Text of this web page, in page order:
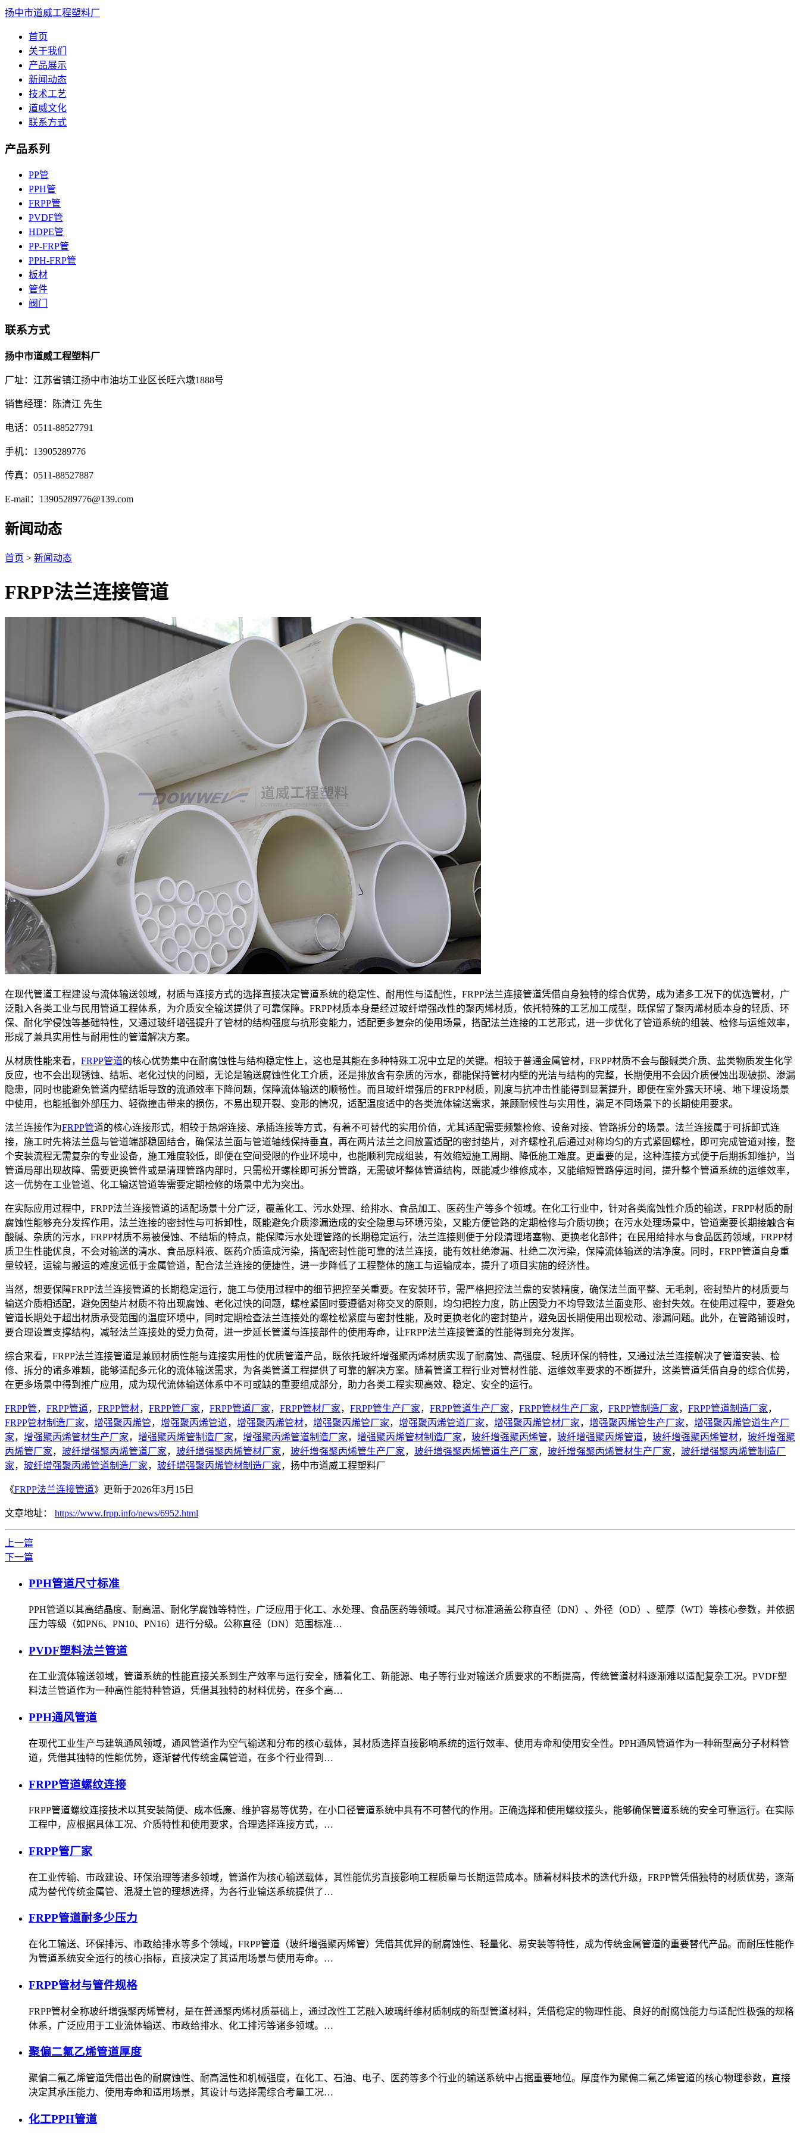
扬中市道威工程塑料厂
首页
关于我们
产品展示
新闻动态
技术工艺
道威文化
联系方式
产品系列
PP管
PPH管
FRPP管
PVDF管
HDPE管
PP-FRP管
PPH-FRP管
板材
管件
阀门
联系方式
扬中市道威工程塑料厂
厂址：江苏省镇江扬中市油坊工业区长旺六墩1888号
销售经理：陈清江 先生
电话：0511-88527791
手机：13905289776
传真：0511-88527887
E-mail：13905289776@139.com
新闻动态
首页 > 新闻动态
FRPP法兰连接管道
在现代管道工程建设与流体输送领域，材质与连接方式的选择直接决定管道系统的稳定性、耐用性与适配性，FRPP法兰连接管道凭借自身独特的综合优势，成为诸多工况下的优选管材，广
泛融入各类工业与民用管道工程体系，为介质安全输送提供了可靠保障。FRPP材质本身是经过玻纤增强改性的聚丙烯材质，依托特殊的工艺加工成型，既保留了聚丙烯材质本身的轻质、环
保、耐化学侵蚀等基础特性，又通过玻纤增强提升了管材的结构强度与抗形变能力，适配更多复杂的使用场景，搭配法兰连接的工艺形式，进一步优化了管道系统的组装、检修与运维效率，
形成了兼具实用性与耐用性的管道解决方案。
从材质性能来看， FRPP管道的核心优势集中在耐腐蚀性与结构稳定性上，这也是其能在多种特殊工况中立足的关键。相较于普通金属管材，FRPP材质不会与酸碱类介质、盐类物质发生化学
反应，也不会出现锈蚀、结垢、老化过快的问题，无论是输送腐蚀性化工介质，还是排放含有杂质的污水，都能保持管材内壁的光洁与结构的完整，长期使用不会因介质侵蚀出现破损、渗漏
隐患，同时也能避免管道内壁结垢导致的流通效率下降问题，保障流体输送的顺畅性。而且玻纤增强后的FRPP材质，刚度与抗冲击性能得到显著提升，即便在室外露天环境、地下埋设场景
中使用，也能抵御外部压力、轻微撞击带来的损伤，不易出现开裂、变形的情况，适配温度适中的各类流体输送需求，兼顾耐候性与实用性，满足不同场景下的长期使用要求。
法兰连接作为FRPP管道的核心连接形式，相较于热熔连接、承插连接等方式，有着不可替代的实用价值，尤其适配需要频繁检修、设备对接、管路拆分的场景。法兰连接属于可拆卸式连
接，施工时先将法兰盘与管道端部稳固结合，确保法兰面与管道轴线保持垂直，再在两片法兰之间放置适配的密封垫片，对齐螺栓孔后通过对称均匀的方式紧固螺栓，即可完成管道对接，整
个安装流程无需复杂的专业设备，施工难度较低，即便在空间受限的作业环境中，也能顺利完成组装，有效缩短施工周期、降低施工难度。更重要的是，这种连接方式便于后期拆卸维护，当
管道局部出现故障、需要更换管件或是清理管路内部时，只需松开螺栓即可拆分管路，无需破坏整体管道结构，既能减少维修成本，又能缩短管路停运时间，提升整个管道系统的运维效率，
这一优势在工业管道、化工输送管道等需要定期检修的场景中尤为突出。
在实际应用过程中，FRPP法兰连接管道的适配场景十分广泛，覆盖化工、污水处理、给排水、食品加工、医药生产等多个领域。在化工行业中，针对各类腐蚀性介质的输送，FRPP材质的耐
腐蚀性能够充分发挥作用，法兰连接的密封性与可拆卸性，既能避免介质渗漏造成的安全隐患与环境污染，又能方便管路的定期检修与介质切换；在污水处理场景中，管道需要长期接触含有
酸碱、杂质的污水，FRPP材质不易被侵蚀、不结垢的特点，能保障污水处理管路的长期稳定运行，法兰连接则便于分段清理堵塞物、更换老化部件；在民用给排水与食品医药领域，FRPP材
质卫生性能优良，不会对输送的清水、食品原料液、医药介质造成污染，搭配密封性能可靠的法兰连接，能有效杜绝渗漏、杜绝二次污染，保障流体输送的洁净度。同时，FRPP管道自身重
量较轻，运输与搬运的难度远低于金属管道，配合法兰连接的便捷性，进一步降低了工程整体的施工与运输成本，提升了项目实施的经济性。
当然，想要保障FRPP法兰连接管道的长期稳定运行，施工与使用过程中的细节把控至关重要。在安装环节，需严格把控法兰盘的安装精度，确保法兰面平整、无毛刺，密封垫片的材质要与
输送介质相适配，避免因垫片材质不符出现腐蚀、老化过快的问题，螺栓紧固时要遵循对称交叉的原则，均匀把控力度，防止因受力不均导致法兰面变形、密封失效。在使用过程中，要避免
管道长期处于超出材质承受范围的温度环境中，同时定期检查法兰连接处的螺栓松紧度与密封性能，及时更换老化的密封垫片，避免因长期使用出现松动、渗漏问题。此外，在管路铺设时，
要合理设置支撑结构，减轻法兰连接处的受力负荷，进一步延长管道与连接部件的使用寿命，让FRPP法兰连接管道的性能得到充分发挥。
综合来看，FRPP法兰连接管道是兼顾材质性能与连接实用性的优质管道产品，既依托玻纤增强聚丙烯材质实现了耐腐蚀、高强度、轻质环保的特性，又通过法兰连接解决了管道安装、检
修、拆分的诸多难题，能够适配多元化的流体输送需求，为各类管道工程提供了可靠的解决方案。随着管道工程行业对管材性能、运维效率要求的不断提升，这类管道凭借自身的综合优势，
在更多场景中得到推广应用，成为现代流体输送体系中不可或缺的重要组成部分，助力各类工程实现高效、稳定、安全的运行。
FRPP管， FRPP管道， FRPP管材， FRPP管厂家， FRPP管道厂家， FRPP管材厂家， FRPP管生产厂家， FRPP管道生产厂家， FRPP管材生产厂家， FRPP管制造厂家， FRPP管道制造厂家，
FRPP管材制造厂家， 增强聚丙烯管， 增强聚丙烯管道， 增强聚丙烯管材， 增强聚丙烯管厂家， 增强聚丙烯管道厂家， 增强聚丙烯管材厂家， 增强聚丙烯管生产厂家， 增强聚丙烯管道生产厂
家， 增强聚丙烯管材生产厂家， 增强聚丙烯管制造厂家， 增强聚丙烯管道制造厂家， 增强聚丙烯管材制造厂家， 玻纤增强聚丙烯管， 玻纤增强聚丙烯管道， 玻纤增强聚丙烯管材， 玻纤增强聚
丙烯管厂家， 玻纤增强聚丙烯管道厂家， 玻纤增强聚丙烯管材厂家， 玻纤增强聚丙烯管生产厂家， 玻纤增强聚丙烯管道生产厂家， 玻纤增强聚丙烯管材生产厂家， 玻纤增强聚丙烯管制造厂
家， 玻纤增强聚丙烯管道制造厂家， 玻纤增强聚丙烯管材制造厂家，扬中市道威工程塑料厂
《FRPP法兰连接管道》更新于2026年3月15日
文章地址： https://www.frpp.info/news/6952.html
上一篇
下一篇
PPH管道尺寸标准
PPH管道以其高结晶度、耐高温、耐化学腐蚀等特性，广泛应用于化工、水处理、食品医药等领域。其尺寸标准涵盖公称直径（DN）、外径（OD）、壁厚（WT）等核心参数，并依据
压力等级（如PN6、PN10、PN16）进行分级。‌公称直径（DN）范围‌标准…
PVDF塑料法兰管道
在工业流体输送领域，管道系统的性能直接关系到生产效率与运行安全，随着化工、新能源、电子等行业对输送介质要求的不断提高，传统管道材料逐渐难以适配复杂工况。PVDF塑
料法兰管道作为一种高性能特种管道，凭借其独特的材料优势，在多个高…
PPH通风管道
在现代工业生产与建筑通风领域，通风管道作为空气输送和分布的核心载体，其材质选择直接影响系统的运行效率、使用寿命和使用安全性。PPH通风管道作为一种新型高分子材料管
道，凭借其独特的性能优势，逐渐替代传统金属管道，在多个行业得到…
FRPP管道螺纹连接
FRPP管道螺纹连接技术以其安装简便、成本低廉、维护容易等优势，在小口径管道系统中具有不可替代的作用。正确选择和使用螺纹接头，能够确保管道系统的安全可靠运行。在实际
工程中，应根据具体工况、介质特性和使用要求，合理选择连接方式，…
FRPP管厂家
在工业传输、市政建设、环保治理等诸多领域，管道作为核心输送载体，其性能优劣直接影响工程质量与长期运营成本。随着材料技术的迭代升级，FRPP管凭借独特的材质优势，逐渐
成为替代传统金属管、混凝土管的理想选择，为各行业输送系统提供了…
FRPP管道耐多少压力
在化工输送、环保排污、市政给排水等多个领域，FRPP管道（玻纤增强聚丙烯管）凭借其优异的耐腐蚀性、轻量化、易安装等特性，成为传统金属管道的重要替代产品。而耐压性能作
为管道系统安全运行的核心指标，直接决定了其适用场景与使用寿命。…
FRPP管材与管件规格
FRPP管材全称玻纤增强聚丙烯管材，是在普通聚丙烯材质基础上，通过改性工艺融入玻璃纤维材质制成的新型管道材料，凭借稳定的物理性能、良好的耐腐蚀能力与适配性极强的规格
体系，广泛应用于工业流体输送、市政给排水、化工排污等诸多领域。…
聚偏二氟乙烯管道厚度
聚偏二氟乙烯管道凭借出色的耐腐蚀性、耐高温性和机械强度，在化工、石油、电子、医药等多个行业的输送系统中占据重要地位。厚度作为聚偏二氟乙烯管道的核心物理参数，直接
决定其承压能力、使用寿命和适用场景，其设计与选择需综合考量工况…
化工PPH管道